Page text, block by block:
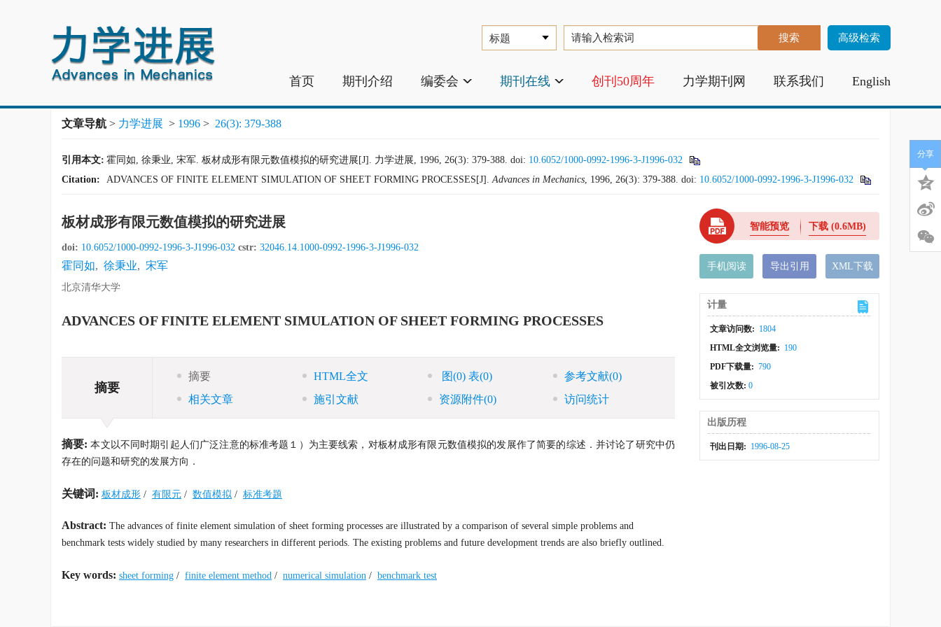
高级检索
首页 期刊介绍 编委会 期刊在线 创刊50周年 力学期刊网 联系我们 English
文章导航 > 力学进展 > 1996 > 26(3): 379-388
引用本文: 霍同如, 徐秉业, 宋军. 板材成形有限元数值模拟的研究进展[J]. 力学进展, 1996, 26(3): 379-388. doi: 10.6052/1000-0992-1996-3-J1996-032
Citation:
ADVANCES OF FINITE ELEMENT SIMULATION OF SHEET FORMING PROCESSES[J].Advances in Mechanics, 1996, 26(3): 379-388. doi: 10.6052/1000-0992-1996-3-J1996-032
板材成形有限元数值模拟的研究进展
doi: 10.6052/1000-0992-1996-3-J1996-032 cstr: 32046.14.1000-0992-1996-3-J1996-032
霍同如, 徐秉业, 宋军
北京清华大学
ADVANCES OF FINITE ELEMENT SIMULATION OF SHEET FORMING PROCESSES
摘要
摘要 HTML全文 图(0) 表(0) 参考文献(0)
相关文章
施引文献 资源附件(0) 访问统计
摘要: 本文以不同时期引起人们广泛注意的标准考题１）为主要线索，对板材成形有限元数值模拟的发展作了简要的综述．并讨论了研究中仍
存在的问题和研究的发展方向．
关键词: 板材成形 / 有限元 / 数值模拟 / 标准考题
Abstract: The advances of finite element simulation of sheet forming processes are illustrated by a comparison of several simple problems and
benchmark tests widely studied by many researchers in different periods. The existing problems and future development trends are also briefly outlined.
Key words: sheet forming / finite element method / numerical simulation / benchmark test
智能预览 下载(0.6MB)
手机阅读 导出引用 XML下载
计量
文章访问数: 1804
HTML全文浏览量: 190
PDF下载量: 790
被引次数:0
出版历程
刊出日期: 1996-08-25
分享